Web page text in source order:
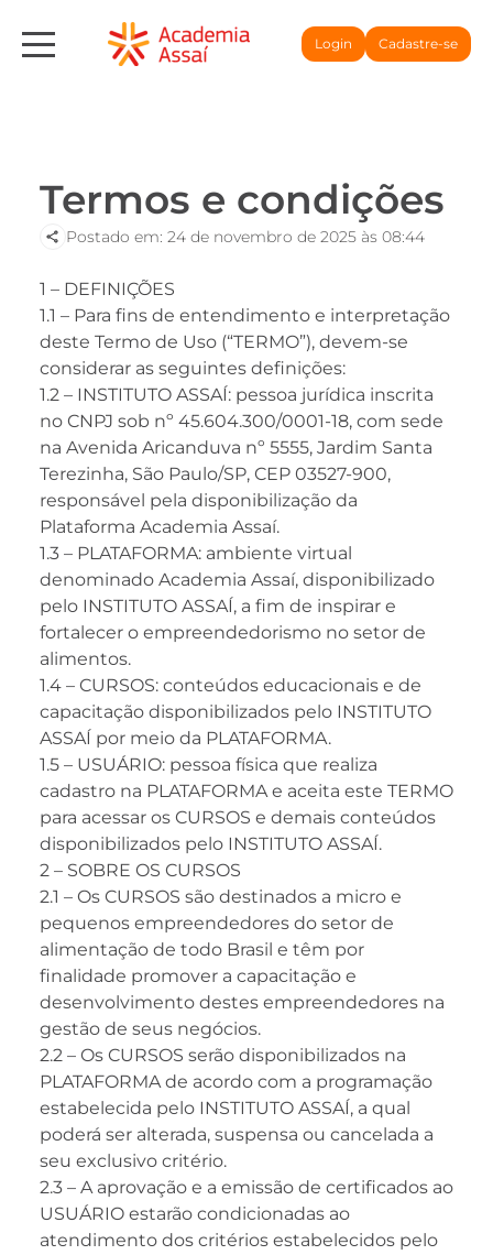
Login Cadastre-se
Termos e condições
Postado em: 24 de novembro de 2025 às 08:44
1 – DEFINIÇÕES
1.1 – Para fins de entendimento e interpretação
deste Termo de Uso (“TERMO”), devem-se
considerar as seguintes definições:
1.2 – INSTITUTO ASSAÍ: pessoa jurídica inscrita
no CNPJ sob nº 45.604.300/0001-18, com sede
na Avenida Aricanduva nº 5555, Jardim Santa
Terezinha, São Paulo/SP, CEP 03527-900,
responsável pela disponibilização da
Plataforma Academia Assaí.
1.3 – PLATAFORMA: ambiente virtual
denominado Academia Assaí, disponibilizado
pelo INSTITUTO ASSAÍ, a fim de inspirar e
fortalecer o empreendedorismo no setor de
alimentos.
1.4 – CURSOS: conteúdos educacionais e de
capacitação disponibilizados pelo INSTITUTO
ASSAÍ por meio da PLATAFORMA.
1.5 – USUÁRIO: pessoa física que realiza
cadastro na PLATAFORMA e aceita este TERMO
para acessar os CURSOS e demais conteúdos
disponibilizados pelo INSTITUTO ASSAÍ.
2 – SOBRE OS CURSOS
2.1 – Os CURSOS são destinados a micro e
pequenos empreendedores do setor de
alimentação de todo Brasil e têm por
finalidade promover a capacitação e
desenvolvimento destes empreendedores na
gestão de seus negócios.
2.2 – Os CURSOS serão disponibilizados na
PLATAFORMA de acordo com a programação
estabelecida pelo INSTITUTO ASSAÍ, a qual
poderá ser alterada, suspensa ou cancelada a
seu exclusivo critério.
2.3 – A aprovação e a emissão de certificados ao
USUÁRIO estarão condicionadas ao
atendimento dos critérios estabelecidos pelo